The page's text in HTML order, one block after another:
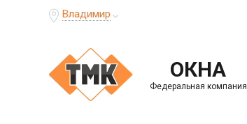
Владимир
ОКНА
Федеральная компания